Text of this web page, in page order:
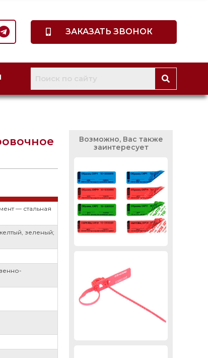
ЗАКАЗАТЬ ЗВОНОК
— стальная
зеленый;
Возможно, Вас также
заинтересует